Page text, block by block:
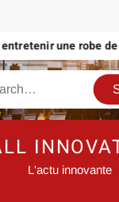
une robe de
L'actu innovante